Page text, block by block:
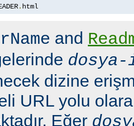
. html
and
dizine
URL yolu
Eğer